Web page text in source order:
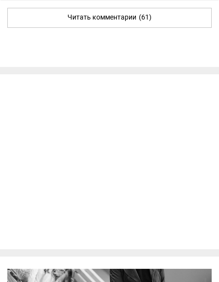
Читать комментарии (61)